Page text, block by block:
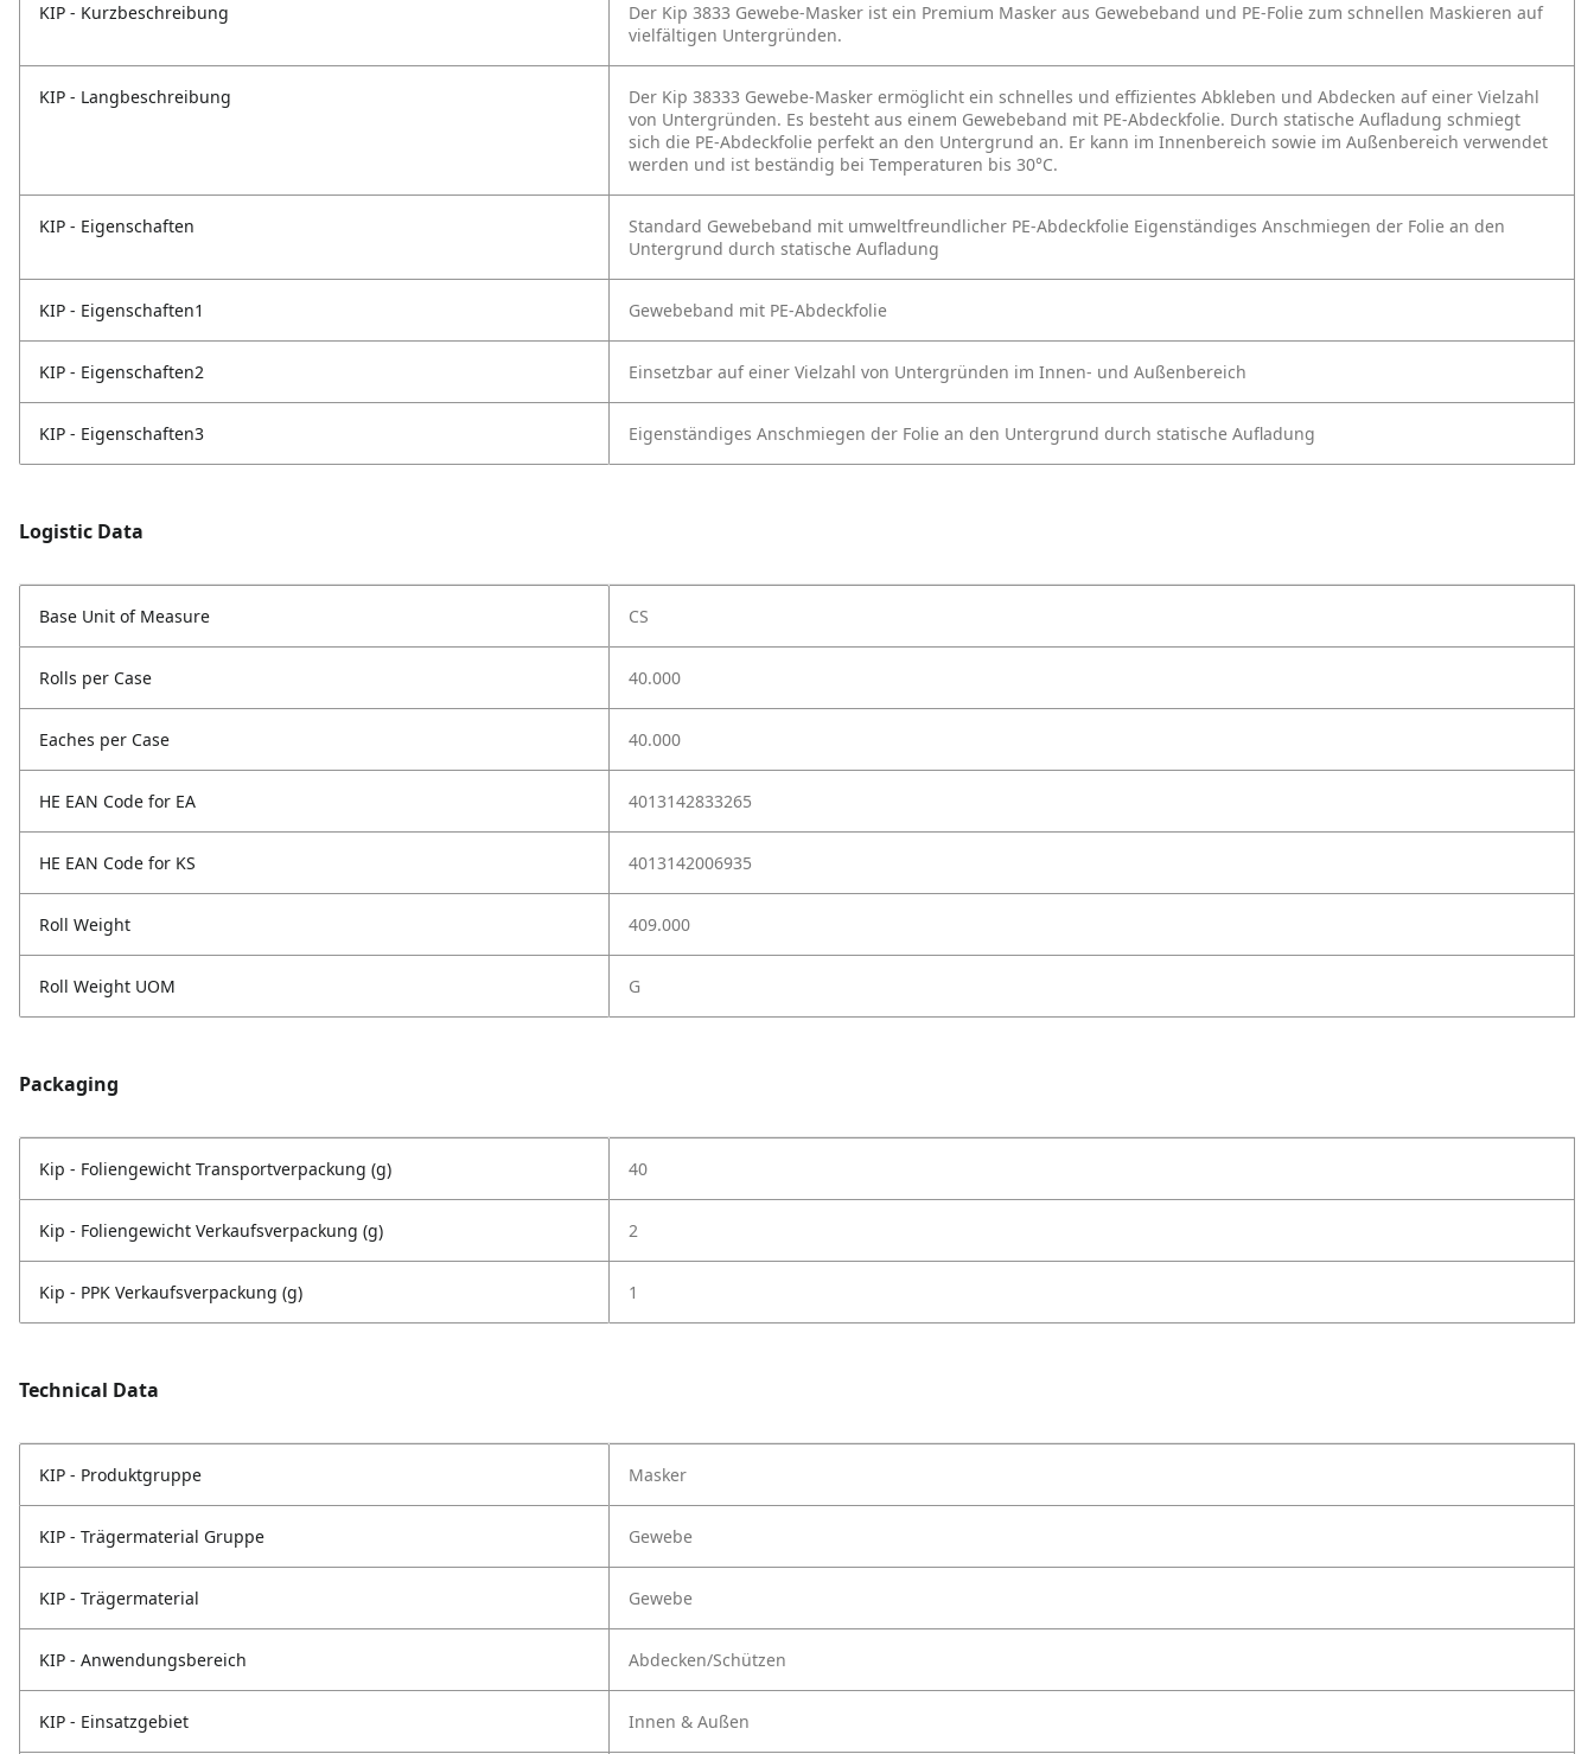
KIP - Kurzbeschreibung
Der Kip 3833 Gewebe-Masker ist ein Premium Masker aus Gewebeband und PE-Folie zum schnellen Maskieren auf
vielfältigen Untergründen.
KIP - Langbeschreibung
Der Kip 38333 Gewebe-Masker ermöglicht ein schnelles und effizientes Abkleben und Abdecken auf einer Vielzahl
von Untergründen. Es besteht aus einem Gewebeband mit PE-Abdeckfolie. Durch statische Aufladung schmiegt
sich die PE-Abdeckfolie perfekt an den Untergrund an. Er kann im Innenbereich sowie im Außenbereich verwendet
werden und ist beständig bei Temperaturen bis 30°C.
KIP - Eigenschaften Standard Gewebeband mit umweltfreundlicher PE-Abdeckfolie Eigenständiges Anschmiegen der Folie an den
Untergrund durch statische Aufladung
KIP - Eigenschaften1 Gewebeband mit PE-Abdeckfolie
KIP - Eigenschaften2 Einsetzbar auf einer Vielzahl von Untergründen im Innen- und Außenbereich
KIP - Eigenschaften3 Eigenständiges Anschmiegen der Folie an den Untergrund durch statische Aufladung
Logistic Data
Base Unit of Measure CS
Rolls per Case 40.000
Eaches per Case 40.000
HE EAN Code for EA 4013142833265
HE EAN Code for KS 4013142006935
Roll Weight 409.000
Roll Weight UOM G
Packaging
Kip - Foliengewicht Transportverpackung (g) 40
Kip - Foliengewicht Verkaufsverpackung (g) 2
Kip - PPK Verkaufsverpackung (g) 1
Technical Data
KIP - Produktgruppe Masker
KIP - Trägermaterial Gruppe Gewebe
KIP - Trägermaterial Gewebe
KIP - Anwendungsbereich Abdecken/Schützen
KIP - Einsatzgebiet Innen & Außen